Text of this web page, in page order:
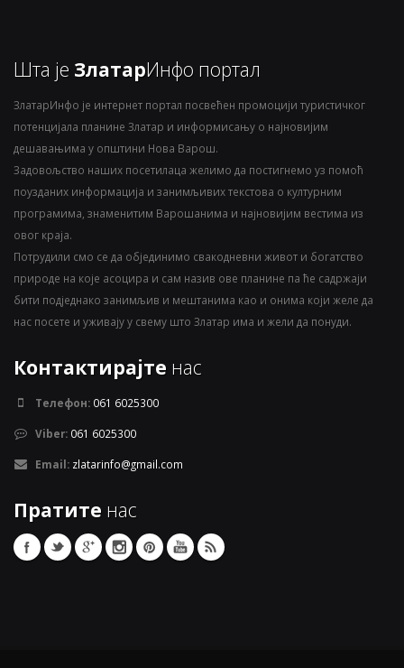
Шта је ЗлатарИнфо портал
ЗлатарИнфо је интернет портал посвећен промоцији туристичког
потенцијала планине Златар и информисању о најновијим
дешавањима у општини Нова Варош.
Задовољство наших посетилаца желимо да постигнемо уз помоћ
поузданих информација и занимљивих текстова о културним
програмима, знаменитим Варошанима и најновијим вестима из
овог краја.
Потрудили смо се да објединимо свакодневни живот и богатство
природе на које асоцира и сам назив ове планине па ће садржаји
бити подједнако занимљив и мештанима као и онима који желе да
нас посете и уживају у свему што Златар има и жели да понуди.
Контактирајте нас
Телефон: 061 6025300
Viber: 061 6025300
Email: zlatarinfo@gmail.com
Пратите нас